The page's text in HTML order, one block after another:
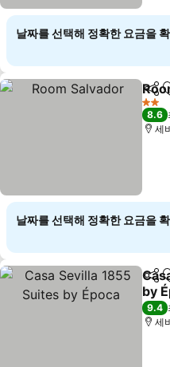
날짜를 선택해 정확한 요금을
공유
2 성급
8.6
세
날짜를 선택해 정확한 요금을
공유
by
9.4
세